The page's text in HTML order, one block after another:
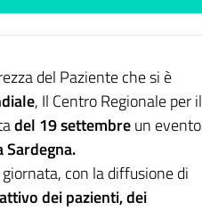
del Paziente che si è
, Il Centro Regionale per il
del 19 settembreun evento
Sardegna.
con la diffusione di
dei pazienti, dei